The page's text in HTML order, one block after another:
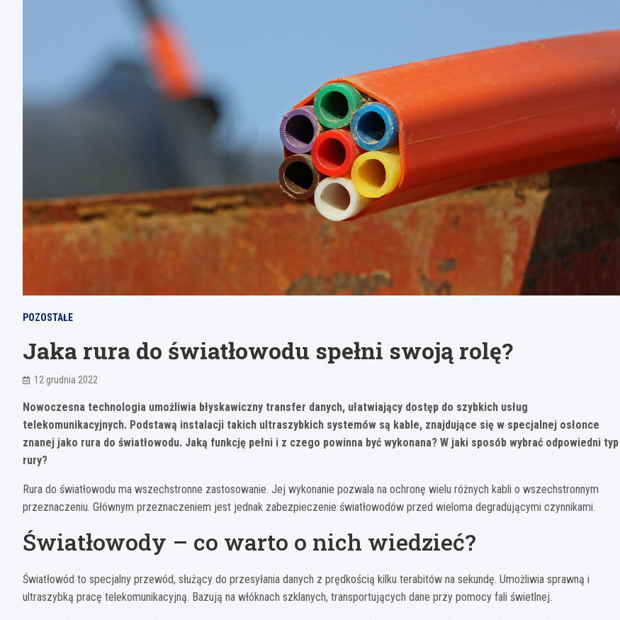
POZOSTAŁE
Jaka rura do światłowodu spełni swoją rolę?
12 grudnia 2022
Nowoczesna technologia umożliwia błyskawiczny transfer danych, ułatwiający dostęp do szybkich usług
telekomunikacyjnych. Podstawą instalacji takich ultraszybkich systemów są kable, znajdujące się w specjalnej osłonce
znanej jako rura do światłowodu. Jaką funkcję pełni i z czego powinna być wykonana? W jaki sposób wybrać odpowiedni typ
rury?
Rura do światłowodu ma wszechstronne zastosowanie. Jej wykonanie pozwala na ochronę wielu różnych kabli o wszechstronnym
przeznaczeniu. Głównym przeznaczeniem jest jednak zabezpieczenie światłowodów przed wieloma degradującymi czynnikami.
Światłowody – co warto o nich wiedzieć?
Światłowód to specjalny przewód, służący do przesyłania danych z prędkością kilku terabitów na sekundę. Umożliwia sprawną i
ultraszybką pracę telekomunikacyjną. Bazują na włóknach szklanych, transportujących dane przy pomocy fali świetlnej.